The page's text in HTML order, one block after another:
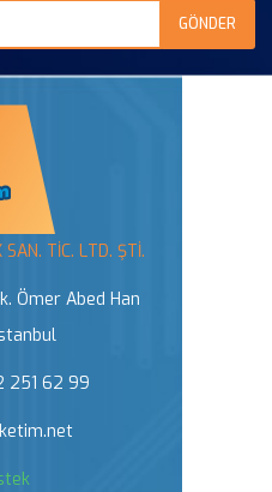
SAN. TİC. LTD. ŞTİ.
Ömer Abed Han
251 62 99